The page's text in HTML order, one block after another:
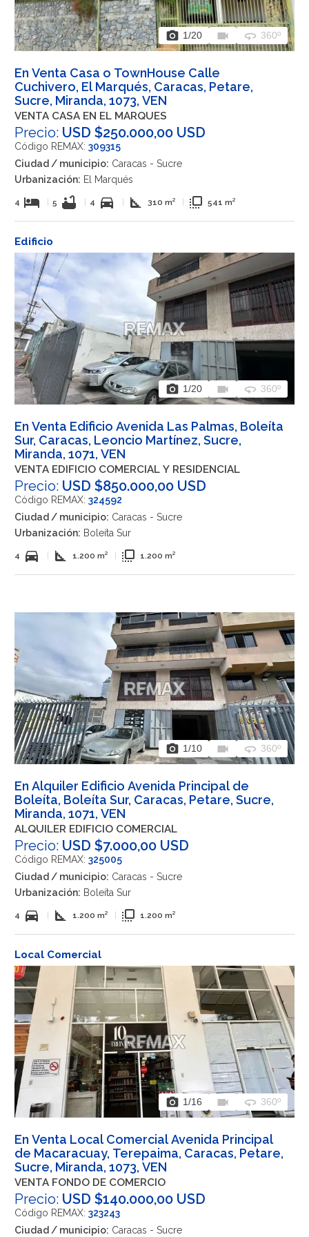
photo_camera 1/20 videocam 360 360º
En Venta Casa o TownHouse Calle
Cuchivero, El Marqués, Caracas, Petare,
Sucre, Miranda, 1073, VEN
VENTA CASA EN EL MARQUES
Precio: USD $250.000,00 USD
Código REMAX: 309315
Ciudad / municipio: Caracas - Sucre
Urbanización: El Marqués
4 hotel 5 bathtub 4 directions_car square_foot 310 m² flip_to_front 541 m²
Edificio
photo_camera 1/20 videocam 360 360º
En Venta Edificio Avenida Las Palmas, Boleíta
Sur, Caracas, Leoncio Martínez, Sucre,
Miranda, 1071, VEN
VENTA EDIFICIO COMERCIAL Y RESIDENCIAL
Precio: USD $850.000,00 USD
Código REMAX: 324592
Ciudad / municipio: Caracas - Sucre
Urbanización: Boleíta Sur
4 directions_car square_foot 1.200 m² flip_to_front 1.200 m²
photo_camera 1/10 videocam 360 360º
En Alquiler Edificio Avenida Principal de
Boleíta, Boleíta Sur, Caracas, Petare, Sucre,
Miranda, 1071, VEN
ALQUILER EDIFICIO COMERCIAL
Precio: USD $7.000,00 USD
Código REMAX: 325005
Ciudad / municipio: Caracas - Sucre
Urbanización: Boleíta Sur
4 directions_car square_foot 1.200 m² flip_to_front 1.200 m²
Local Comercial
photo_camera 1/16 videocam 360 360º
En Venta Local Comercial Avenida Principal
de Macaracuay, Terepaima, Caracas, Petare,
Sucre, Miranda, 1073, VEN
VENTA FONDO DE COMERCIO
Precio: USD $140.000,00 USD
Código REMAX: 323243
Ciudad / municipio: Caracas - Sucre